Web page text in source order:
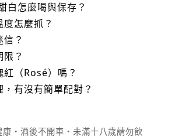
怎麼喝與保存？
怎麼抓？
？
？
（Rosé）嗎？
有沒有簡單配對？
・酒後不開車・未滿十八歲請勿飲